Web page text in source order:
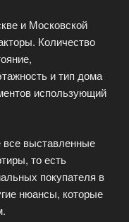
и Московской
Количество
и тип дома
использующий
выставленные
то есть
покупателя в
нюансы, которые